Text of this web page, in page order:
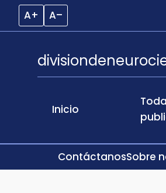
A+ A–
Inicio
ContáctanosSobre